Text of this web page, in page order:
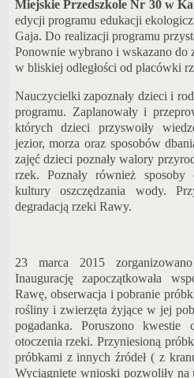
Miejskie Przedszkole Nr 30 w
edycji programu edukacji
Gaja. Do realizacji programu
Ponownie wybrano i wskazano do
w bliskiej odległości od placówki
Nauczycielki zapoznały dzieci i
programu. Zaplanowały i
których dzieci przyswoiły
jezior, morza oraz sposobów
zajęć dzieci poznały walory
rzek. Poznały również
kultury oszczędzania wody.
degradacją rzeki Rawy.
23 marca 2015
Inaugurację zapoczątkowała
Rawę, obserwacja i pobranie
rośliny i zwierzęta żyjące w jej
pogadanka. Poruszono
otoczenia rzeki. Przyniesioną
próbkami z innych źródeł ( z
Wyciągnięte wnioski pozwoliły na